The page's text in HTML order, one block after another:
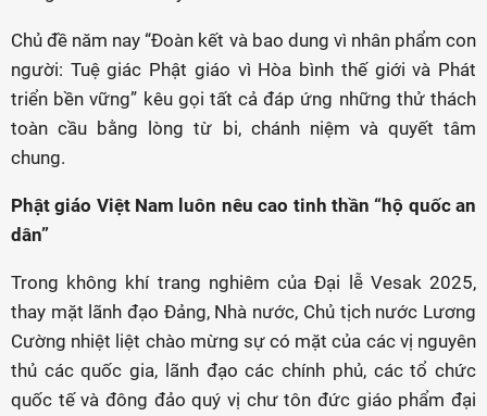
Chủ đề năm nay “Đoàn kết và bao dung vì nhân phẩm con
người: Tuệ giác Phật giáo vì Hòa bình thế giới và Phát
triển bền vững” kêu gọi tất cả đáp ứng những thử thách
toàn cầu bằng lòng từ bi, chánh niệm và quyết tâm
chung.
Phật giáo Việt Nam luôn nêu cao tinh thần “hộ quốc an
dân”
Trong không khí trang nghiêm của Đại lễ Vesak 2025,
thay mặt lãnh đạo Đảng, Nhà nước, Chủ tịch nước Lương
Cường nhiệt liệt chào mừng sự có mặt của các vị nguyên
thủ các quốc gia, lãnh đạo các chính phủ, các tổ chức
quốc tế và đông đảo quý vị chư tôn đức giáo phẩm đại